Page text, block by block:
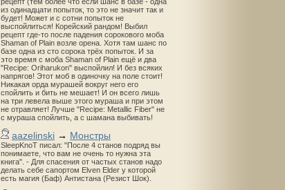
из одинадцати попыток, то это не значит так и
будет! Может и с сотни попыток не
выспойлиться! Корейский рандом! Выбил
рецепт где-то после падения сорокового моба
Shaman of Plain возле орена. Хотя там шанс по
базе одна из сто сорока трёх попыток. И за
это время с моба Shaman of Plain ещё и два
"Recipe: Oriharukon" выспойлил! И без всяких
напрягов! Этот моб в одиночку на поле стоит!
Никакая орда мурашей вокруг него его
спойлить и бить не мешает! И он всего лишь
на три левела выше этого мураша и при этом
не отравляет! Лучше "Recipe: Metallic Fiber" не
с мураша спойлить, а с шамана выбивать!
aazelinski → Монстры
SleepKnoT писал: "После 4 станов подряд вы
понимаете, что вам не очень то нужна эта
книга". - Для спасения от частых станов надо
делать себе сапортом Elven Elder у которой
есть магия (Баф) Антистана (Резист Шок).